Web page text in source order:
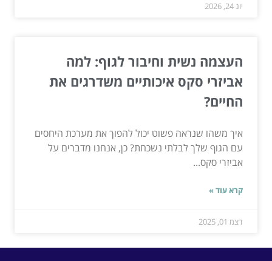
יונ 24, 2026
העצמה נשית וחיבור לגוף: למה
אביזרי סקס איכותיים משדרגים את
החיים?
איך משהו שנראה פשוט יכול להפוך את מערכת היחסים
עם הגוף שלך לבלתי נשכחת? כן, אנחנו מדברים על
אביזרי סקס...
קרא עוד »
דצמ 01, 2025